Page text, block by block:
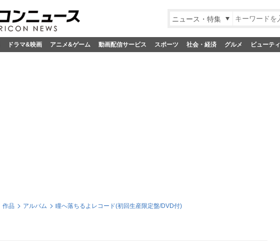
ニュース・特集
ドラマ&映画 アニメ&ゲーム 動画配信サービス スポーツ 社会・経済 グルメ ビューティ
作品 アルバム 瞳へ落ちるよレコード(初回生産限定盤/DVD付)